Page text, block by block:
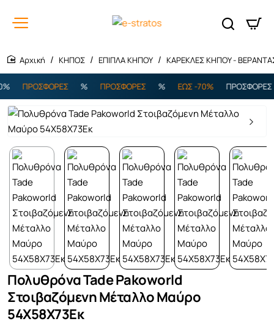
ΚΗΠΟΣ ΕΠΙΠΛΑ ΚΗΠΟΥ ΚΑΡΕΚΛΕΣ ΚΗΠΟΥ -
ΠΡΟΣΦΟΡΕΣ ΠΡΟΣΦΟΡΕΣ ΕΩΣ -70% ΠΡΟΣΦΟΡΕΣ
Εξαντλήθηκε
Πολυθρόνα Tade Pakoworld
Στοιβαζόμενη Μέταλλο Μαύρο
54X58X73Εκ